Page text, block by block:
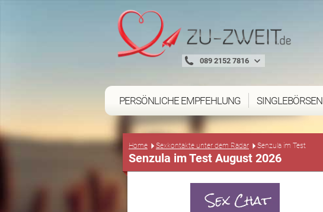
089 2152 7816
PERSÖNLICHE EMPFEHLUNG SINGLEBÖRSEN
Home Sexkontakte unter dem Radar Senzula im Test
Senzula im Test August 2026